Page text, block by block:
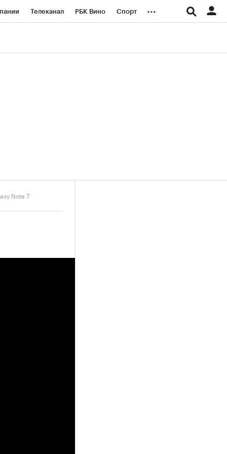
Телеканал РБК Вино Спорт ...
Note 7